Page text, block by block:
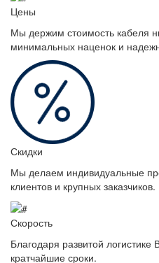
Цены
Мы держим стоимость кабеля
минимальных наценок и
Скидки
Мы делаем индивидуальные
клиентов и крупных заказчиков.
Скорость
Благодаря развитой
кратчайшие сроки.